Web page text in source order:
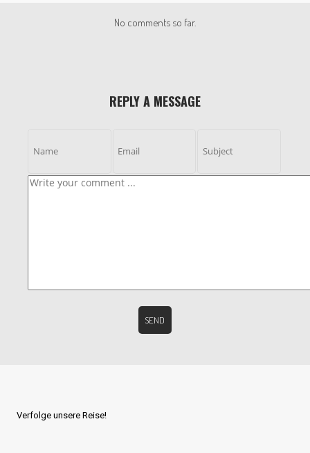
No comments so far.
REPLY A MESSAGE
Verfolge unsere Reise!